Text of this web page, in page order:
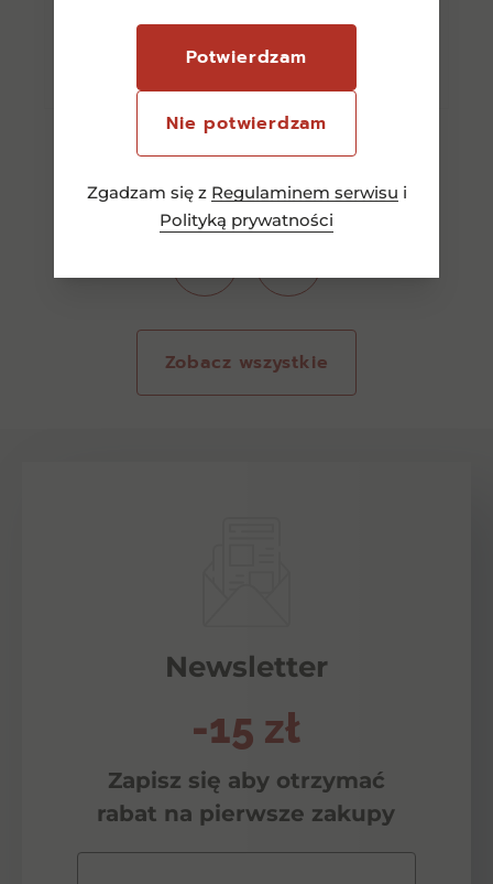
Potwierdzam
Nie potwierdzam
Zgadzam się z Regulaminem serwisu i
Polityką prywatności
Dodaj do koszyka
Zobacz wszystkie
Newsletter
-15 zł
Zapisz się aby otrzymać
rabat na pierwsze zakupy